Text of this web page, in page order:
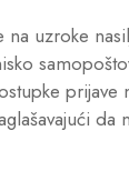
na uzroke
prijave